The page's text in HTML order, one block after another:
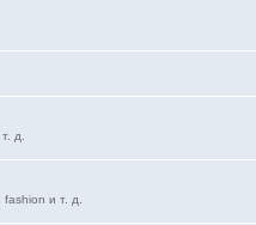
д.
и т. д.